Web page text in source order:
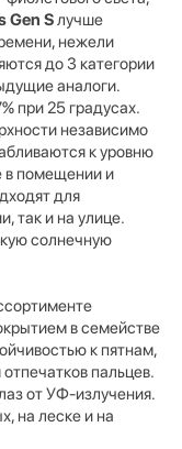
Gen S лучше
нежели
до 3 категории
аналоги.
при 25 градусах.
независимо
к уровню
в помещении и
для
так и на улице.
солнечную
в семействе
к пятнам,
пальцев.
от УФ-излучения.
на леске и на